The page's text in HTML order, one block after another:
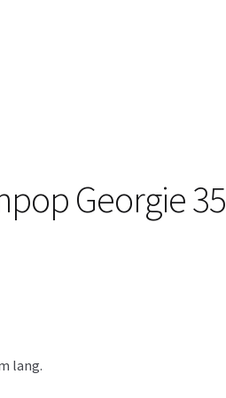
Georgie 35
lang.